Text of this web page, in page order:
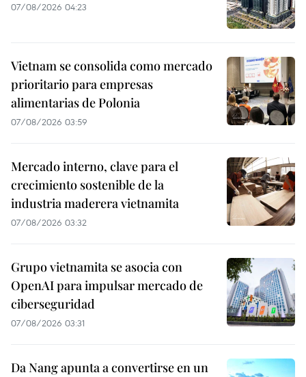
07/08/2026 04:23
Vietnam se consolida como mercado
prioritario para empresas
alimentarias de Polonia
07/08/2026 03:59
Mercado interno, clave para el
crecimiento sostenible de la
industria maderera vietnamita
07/08/2026 03:32
Grupo vietnamita se asocia con
OpenAI para impulsar mercado de
ciberseguridad
07/08/2026 03:31
Da Nang apunta a convertirse en un